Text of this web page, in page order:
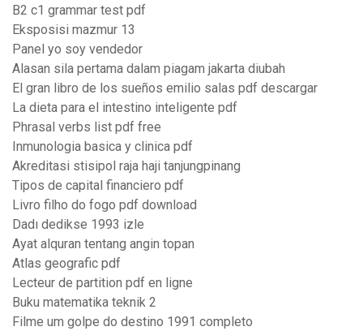
B2 c1 grammar test pdf
Eksposisi mazmur 13
Panel yo soy vendedor
Alasan sila pertama dalam piagam jakarta diubah
El gran libro de los sueños emilio salas pdf descargar
La dieta para el intestino inteligente pdf
Phrasal verbs list pdf free
Inmunologia basica y clinica pdf
Akreditasi stisipol raja haji tanjungpinang
Tipos de capital financiero pdf
Livro filho do fogo pdf download
Dadı dedikse 1993 izle
Ayat alquran tentang angin topan
Atlas geografic pdf
Lecteur de partition pdf en ligne
Buku matematika teknik 2
Filme um golpe do destino 1991 completo